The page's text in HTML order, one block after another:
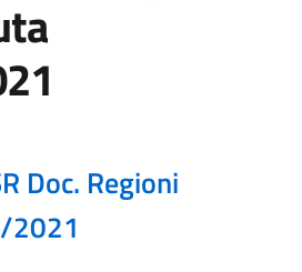
Doc. Regioni